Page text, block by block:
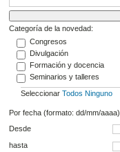
Categoría de la novedad:
Congresos
Divulgación
Formación y docencia
Seminarios y talleres
Seleccionar Todos Ninguno
Por fecha (formato: dd/mm/aaaa)
Desde
hasta